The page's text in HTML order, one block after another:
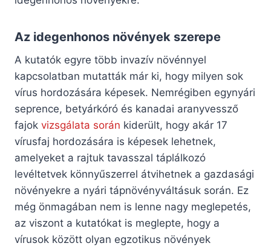
Az idegenhonos növények szerepe
A kutatók egyre több invazív növénnyel
kapcsolatban mutatták már ki, hogy milyen sok
vírus hordozására képesek. Nemrégiben egynyári
seprence, betyárkóró és kanadai aranyvessző
fajok vizsgálata során kiderült, hogy akár 17
vírusfaj hordozására is képesek lehetnek,
amelyeket a rajtuk tavasszal táplálkozó
levéltetvek könnyűszerrel átvihetnek a gazdasági
növényekre a nyári tápnövényváltásuk során. Ez
még önmagában nem is lenne nagy meglepetés,
az viszont a kutatókat is meglepte, hogy a
vírusok között olyan egzotikus növények